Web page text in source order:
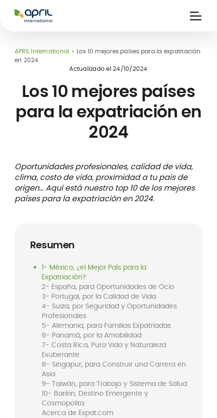
International
APRIL International
Los 10 mejores países para la expatriación
en 2024
Resumen
1- México, ¿el Mejor País para la
Expatriación?
2- España, para Oportunidades de Ocio
3- Portugal, por la Calidad de Vida
4- Suiza, por Seguridad y Oportunidades
Profesionales
5- Alemania, para Familias Expatriadas
6- Panamá, por la Amabilidad
7- Costa Rica, Pura Vida y Naturaleza
Exuberante
8- Singapur, para Construir una Carrera en
Asia
9- Taiwán, para Trabajo y Sistema de Salud
10- Baréin, Destino Emergente y
Cosmopolita
Acerca de Expat.com
Actualizado el24/10/2024
Los 10 mejores países
para la expatriación en
2024
Oportunidades profesionales, calidad de vida,
clima, costo de vida, proximidad a tu país de
origen... Aquí está nuestro top 10 de los mejores
países para la expatriación en 2024.